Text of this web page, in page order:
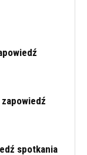
spotkania